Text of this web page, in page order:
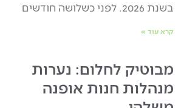
בשנת 2026. לפני כשלושה חודשים
קרא עוד »
מבוטיק לחלום: נערות
מנהלות חנות אופנה